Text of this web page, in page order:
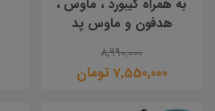
به همراه کیبورد ، ماوس ،
هدفون و ماوس پد
8,990,000
7,550,000 تومان